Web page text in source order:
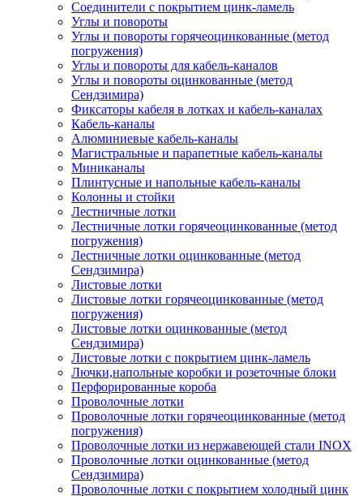
Соединители с покрытием цинк-ламель
Углы и повороты
Углы и повороты горячеоцинкованные (метод
погружения)
Углы и повороты для кабель-каналов
Углы и повороты оцинкованные (метод
Сендзимира)
Фиксаторы кабеля в лотках и кабель-каналах
Кабель-каналы
Алюминиевые кабель-каналы
Магистральные и парапетные кабель-каналы
Миниканалы
Плинтусные и напольные кабель-каналы
Колонны и стойки
Лестничные лотки
Лестничные лотки горячеоцинкованные (метод
погружения)
Лестничные лотки оцинкованные (метод
Сендзимира)
Листовые лотки
Листовые лотки горячеоцинкованные (метод
погружения)
Листовые лотки оцинкованные (метод
Сендзимира)
Листовые лотки с покрытием цинк-ламель
Лючки,напольные коробки и розеточные блоки
Перфорированные короба
Проволочные лотки
Проволочные лотки горячеоцинкованные (метод
погружения)
Проволочные лотки из нержавеющей стали INOX
Проволочные лотки оцинкованные (метод
Сендзимира)
Проволочные лотки с покрытием холодный цинк